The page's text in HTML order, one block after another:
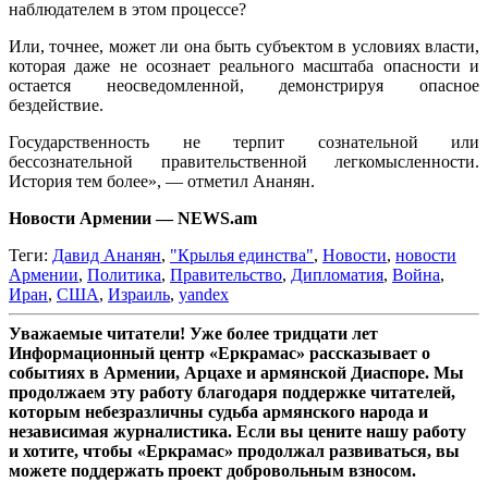
наблюдателем в этом процессе?
Или, точнее, может ли она быть субъектом в условиях власти,
которая даже не осознает реального масштаба опасности и
остается неосведомленной, демонстрируя опасное
бездействие.
Государственность не терпит сознательной или
бессознательной правительственной легкомысленности.
История тем более», — отметил Ананян.
Новости Армении — NEWS.am
Теги: Давид Ананян, "Крылья единства", Новости, новости
Армении, Политика, Правительство, Дипломатия, Война,
Иран, США, Израиль, yandex
Уважаемые читатели! Уже более тридцати лет
Информационный центр «Еркрамас» рассказывает о
событиях в Армении, Арцахе и армянской Диаспоре. Мы
продолжаем эту работу благодаря поддержке читателей,
которым небезразличны судьба армянского народа и
независимая журналистика. Если вы цените нашу работу
и хотите, чтобы «Еркрамас» продолжал развиваться, вы
можете поддержать проект добровольным взносом.